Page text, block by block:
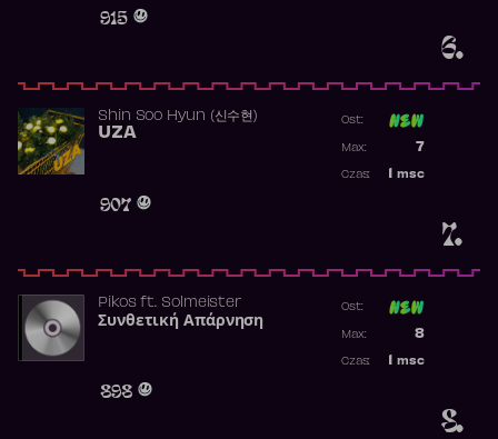
6.
915
7.
Shin Soo Hyun (신수현)
UZA
907
Ost:
7
Max:
msc
Czas:
8.
Pikosft. Solmeister
Συνθετική Απάρνηση
898
Ost:
8
Max:
msc
Czas: